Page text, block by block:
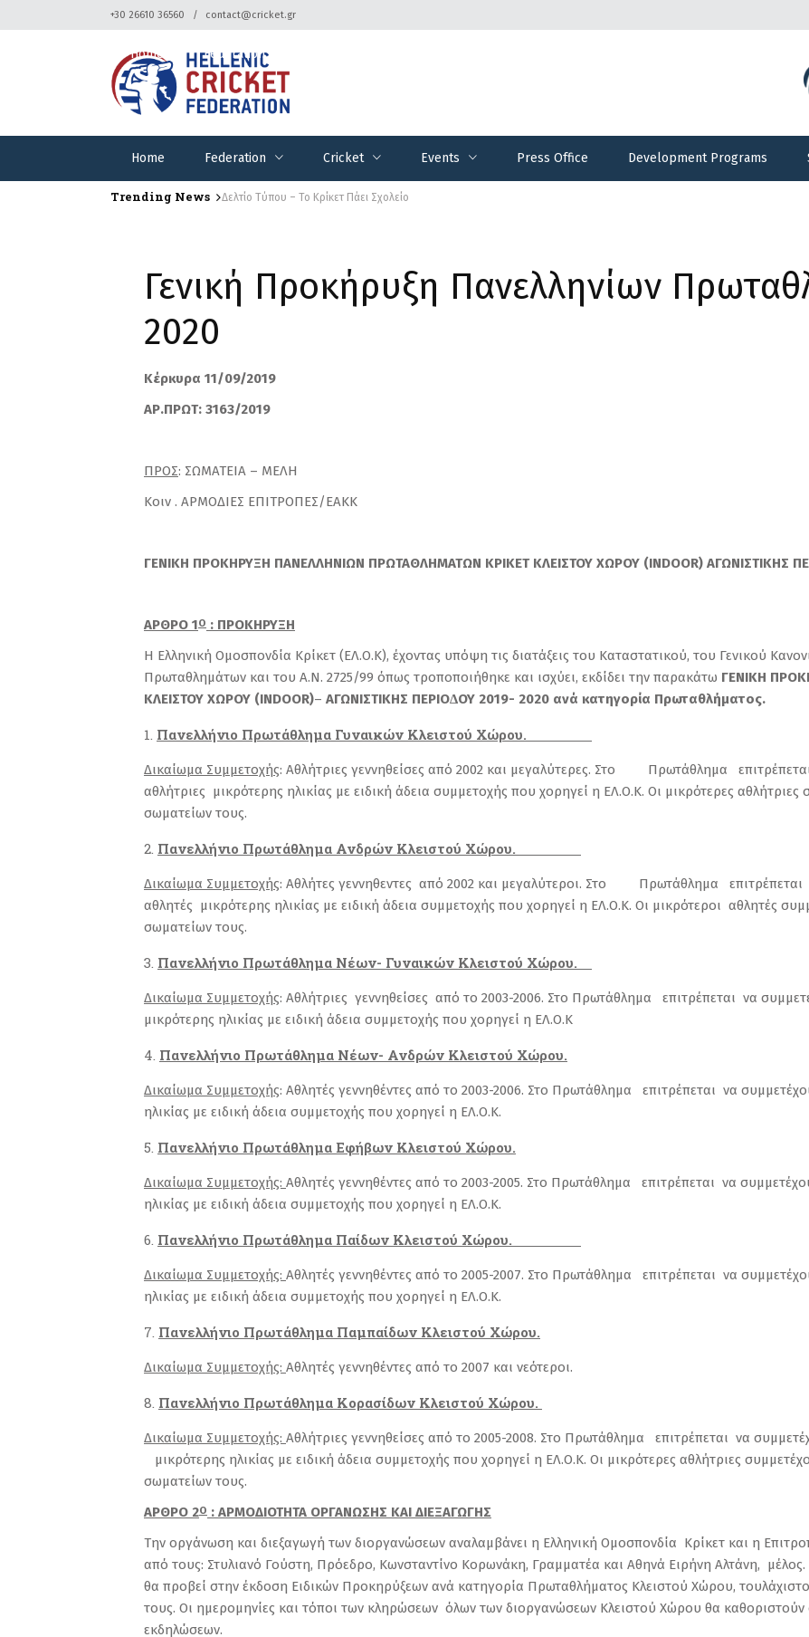
+30 26610 36560 contact@cricket.gr
Home Federation Cricket Events Press Office Development Programs
Home Federation
Trending News Δελτίο Τύπου – Το Κρίκετ Πάει Σχολείο
Γενική Προκήρυξη Πανελληνίων
2020
Κέρκυρα 11/09/2019
ΑΡ.ΠΡΩΤ: 3163/2019
ΠΡΟΣ: ΣΩΜΑΤΕΙΑ – ΜΕΛΗ
Κοιν . ΑΡΜΟΔΙΕΣ ΕΠΙΤΡΟΠΕΣ/ΕΑΚΚ
ΓΕΝΙΚΗ ΠΡΟΚΗΡΥΞΗ ΠΑΝΕΛΛΗΝΙΩΝ ΠΡΩΤΑΘΛΗΜΑΤΩΝ ΚΡΙΚΕΤ ΚΛΕΙΣΤΟΥ ΧΩΡΟΥ (ΙΝDOOR) ΑΓΩΝΙΣΤΙΚΗΣ
ΑΡΘΡΟ 1Ο : ΠΡΟΚΗΡΥΞΗ
Η Ελληνική Ομοσπονδία Κρίκετ (ΕΛ.Ο.Κ), έχοντας υπόψη τις διατάξεις του Καταστατικού, του Γενικού
Πρωταθλημάτων και του Α.Ν. 2725/99 όπως τροποποιήθηκε και ισχύει, εκδίδει την παρακάτω ΓΕΝΙΚΗ
ΚΛΕΙΣΤΟΥ ΧΩΡΟΥ (INDOOR)– ΑΓΩΝΙΣΤΙΚΗΣ ΠΕΡΙΟ∆ΟΥ 2019- 2020 ανά κατηγορία Πρωταθλήματος.
Πανελλήνιο Πρωτάθλημα Γυναικών Κλειστού Χώρου.
Δικαίωμα Συμμετοχής: Αθλήτριες γεννηθείσες από 2002 και μεγαλύτερες. Στο Πρωτάθλημα
αθλήτριες μικρότερης ηλικίας με ειδική άδεια συμμετοχής που χορηγεί η ΕΛ.Ο.Κ. Οι μικρότερες
σωματείων τους.
Πανελλήνιο Πρωτάθλημα Ανδρών Κλειστού Χώρου.
Δικαίωμα Συμμετοχής: Αθλήτες γεννηθεντες από 2002 και μεγαλύτεροι. Στο Πρωτάθλημα επιτρέπεται
αθλητές μικρότερης ηλικίας με ειδική άδεια συμμετοχής που χορηγεί η ΕΛ.Ο.Κ. Οι μικρότεροι αθλητές
σωματείων τους.
Πανελλήνιο Πρωτάθλημα Νέων- Γυναικών Κλειστού Χώρου.
Δικαίωμα Συμμετοχής: Αθλήτριες γεννηθείσες από το 2003-2006. Στο Πρωτάθλημα επιτρέπεται να
μικρότερης ηλικίας με ειδική άδεια συμμετοχής που χορηγεί η ΕΛ.Ο.Κ
Πανελλήνιο Πρωτάθλημα Νέων- Ανδρών Κλειστού Χώρου.
Δικαίωμα Συμμετοχής: Αθλητές γεννηθέντες από το 2003-2006. Στο Πρωτάθλημα επιτρέπεται να
ηλικίας με ειδική άδεια συμμετοχής που χορηγεί η ΕΛ.Ο.Κ.
Πανελλήνιο Πρωτάθλημα Εφήβων Κλειστού Χώρου.
Δικαίωμα Συμμετοχής: Αθλητές γεννηθέντες από το 2003-2005. Στο Πρωτάθλημα επιτρέπεται να
ηλικίας με ειδική άδεια συμμετοχής που χορηγεί η ΕΛ.Ο.Κ.
Πανελλήνιο Πρωτάθλημα Παίδων Κλειστού Χώρου.
Δικαίωμα Συμμετοχής: Αθλητές γεννηθέντες από το 2005-2007. Στο Πρωτάθλημα επιτρέπεται να
ηλικίας με ειδική άδεια συμμετοχής που χορηγεί η ΕΛ.Ο.Κ.
Πανελλήνιο Πρωτάθλημα Παμπαίδων Κλειστού Χώρου.
Δικαίωμα Συμμετοχής: Αθλητές γεννηθέντες από το 2007 και νεότεροι.
Πανελλήνιο Πρωτάθλημα Κορασίδων Κλειστού Χώρου.
Δικαίωμα Συμμετοχής: Αθλήτριες γεννηθείσες από το 2005-2008. Στο Πρωτάθλημα επιτρέπεται να
μικρότερης ηλικίας με ειδική άδεια συμμετοχής που χορηγεί η ΕΛ.Ο.Κ. Οι μικρότερες αθλήτριες
σωματείων τους.
ΑΡΘΡΟ 2Ο : ΑΡΜΟΔΙΟΤΗΤΑ ΟΡΓΑΝΩΣΗΣ ΚΑΙ ΔΙΕΞΑΓΩΓΗΣ
Την οργάνωση και διεξαγωγή των διοργανώσεων αναλαμβάνει η Ελληνική Ομοσπονδία Κρίκετ και η
από τους: Στυλιανό Γούστη, Πρόεδρο, Κωνσταντίνο Κορωνάκη, Γραμματέα και Αθηνά Ειρήνη Αλτάνη,
θα προβεί στην έκδοση Ειδικών Προκηρύξεων ανά κατηγορία Πρωταθλήματος Κλειστού Χώρου,
τους. Οι ημερομηνίες και τόποι των κληρώσεων όλων των διοργανώσεων Κλειστού Χώρου θα καθοριστούν
εκδηλώσεων.